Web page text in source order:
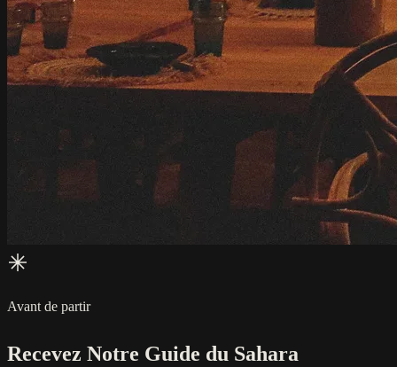
Avant de partir
Recevez Notre Guide du Sahara